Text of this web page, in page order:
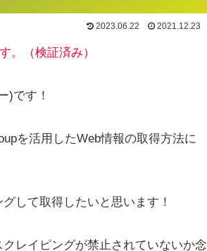
2023.06.22 2021.12.23
。（検証済み）
)です！
を活用したWeb情報の取得方法に
して取得したいと思います！
クレイピングが禁止されていないか念